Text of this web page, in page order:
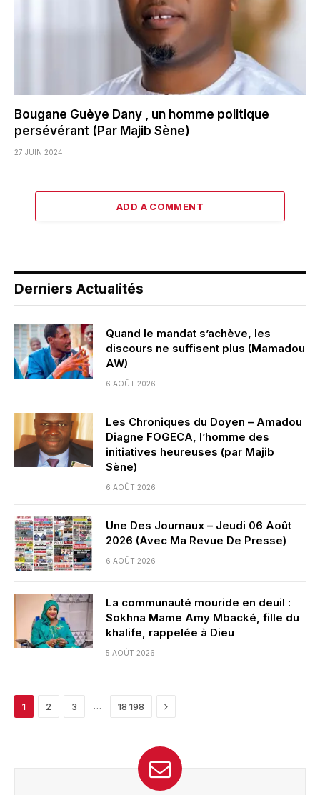
Bougane Guèye Dany , un homme politique
persévérant (Par Majib Sène)
27 JUIN 2024
ADD A COMMENT
Derniers Actualités
Quand le mandat s’achève, les
discours ne suffisent plus (Mamadou
AW)
6 AOÛT 2026
Les Chroniques du Doyen – Amadou
Diagne FOGECA, l’homme des
initiatives heureuses (par Majib
Sène)
6 AOÛT 2026
Une Des Journaux – Jeudi 06 Août
2026 (Avec Ma Revue De Presse)
6 AOÛT 2026
La communauté mouride en deuil :
Sokhna Mame Amy Mbacké, fille du
khalife, rappelée à Dieu
5 AOÛT 2026
1 2 3 … 18 198 Next